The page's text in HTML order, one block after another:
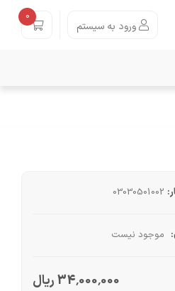
ورود به سیستم
0
03030501002
موجود نیست
34٬000٬000 ریال